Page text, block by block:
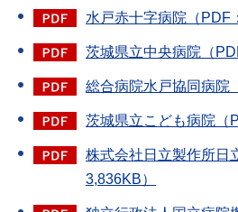
水戸赤十字病院（PDF
茨城県立中央病院（
総合病院水戸協同病院
茨城県立こども病院（
株式会社日立製作所日
3,836KB）